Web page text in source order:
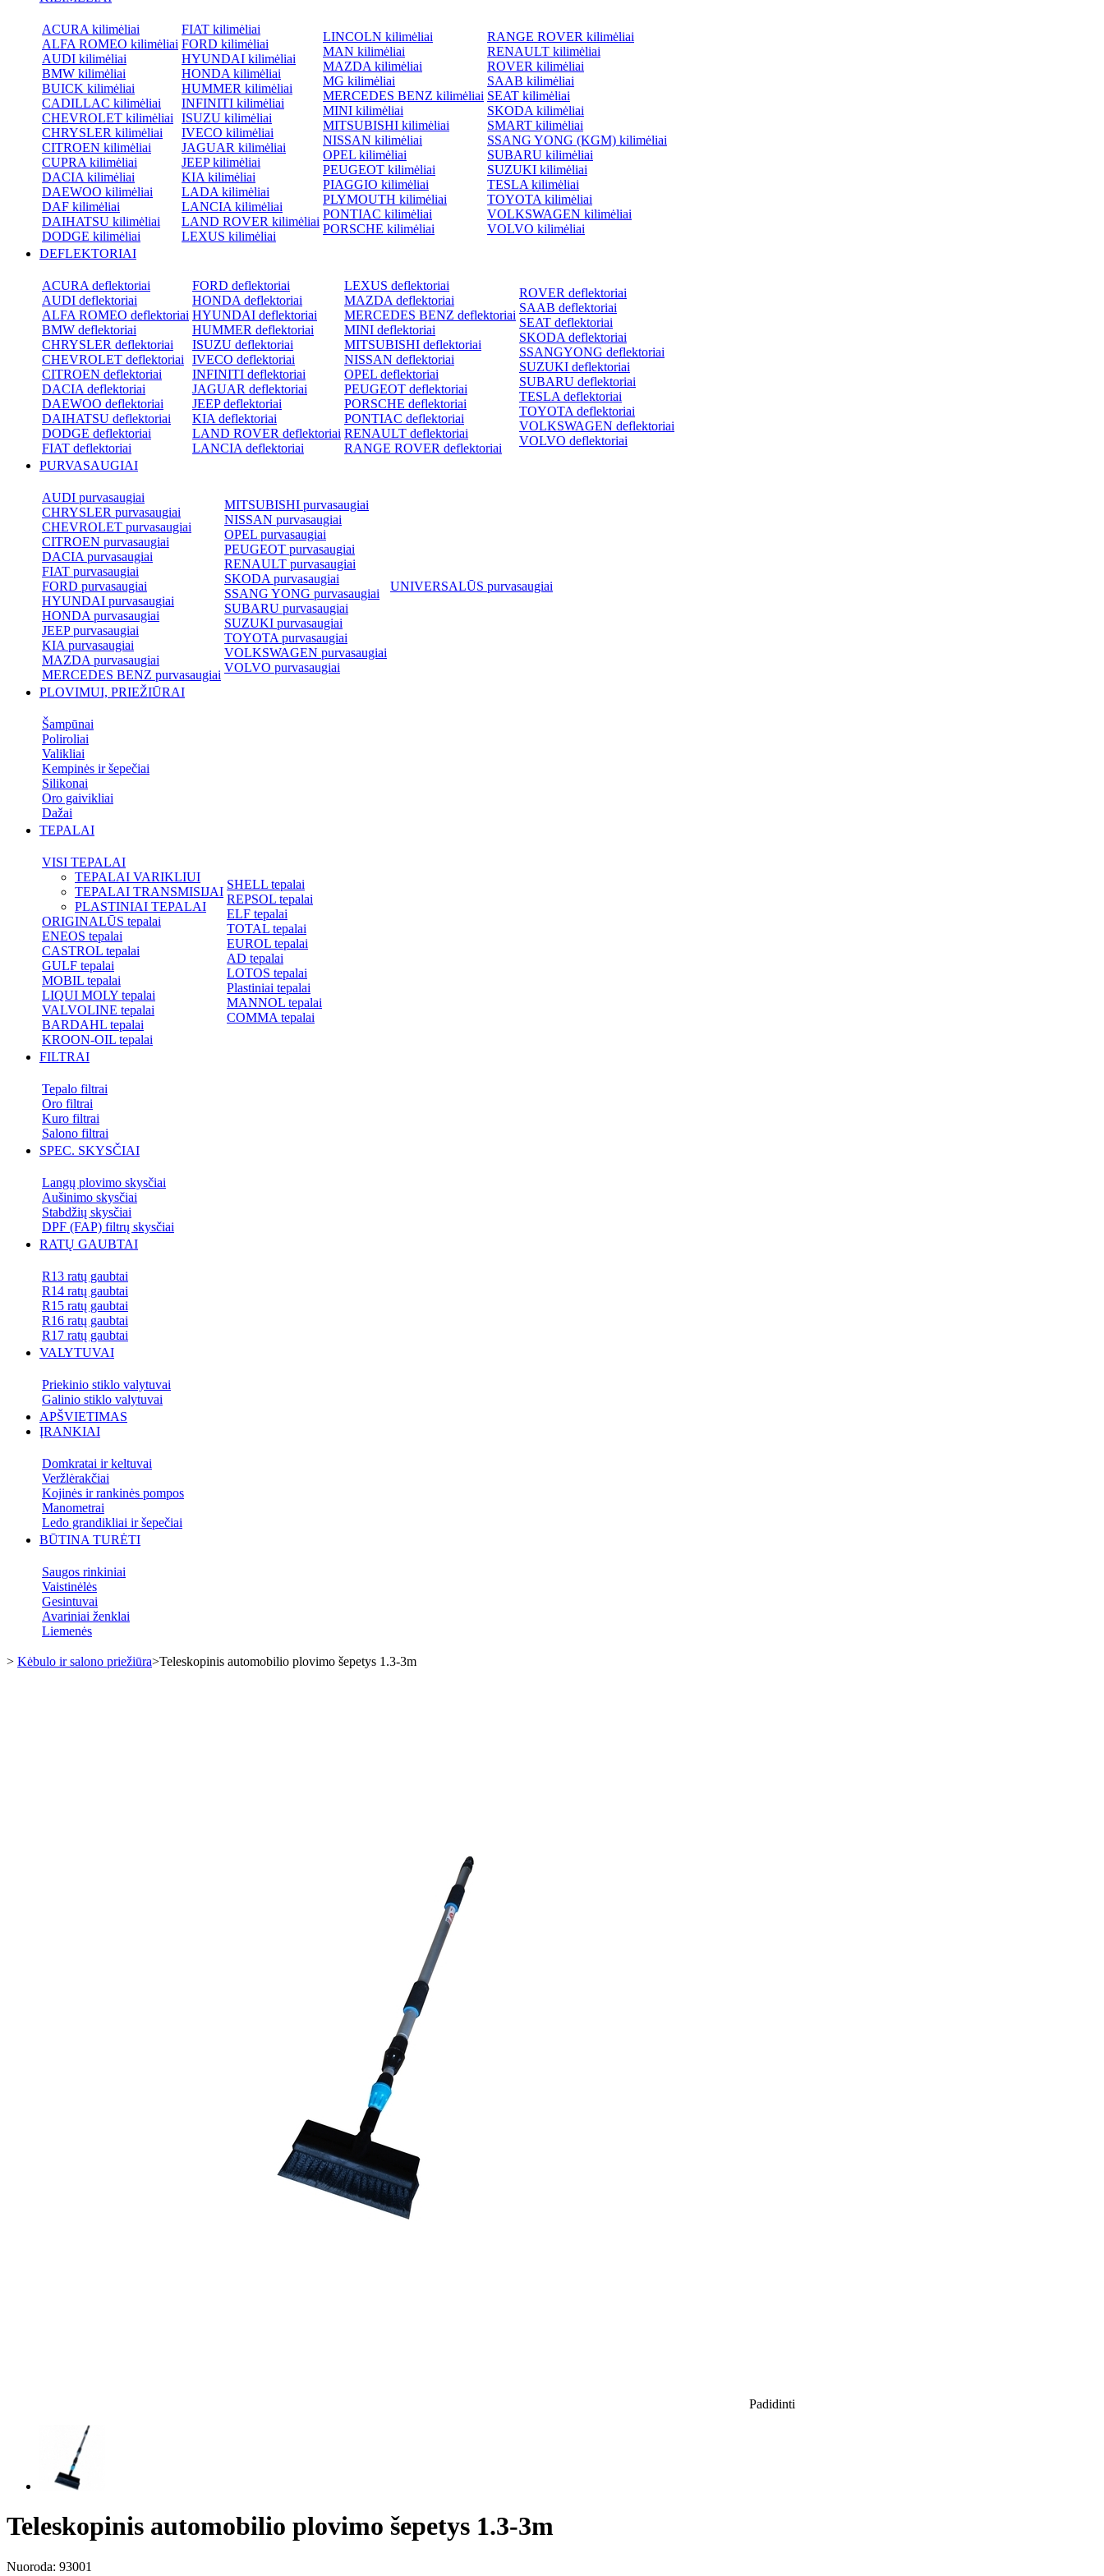
ACURA kilimėliai
ALFA ROMEO kilimėliai
AUDI kilimėliai
BMW kilimėliai
BUICK kilimėliai
CADILLAC kilimėliai
CHEVROLET kilimėliai
CHRYSLER kilimėliai
CITROEN kilimėliai
CUPRA kilimėliai
DACIA kilimėliai
DAEWOO kilimėliai
DAF kilimėliai
DAIHATSU kilimėliai
DODGE kilimėliai
FIAT kilimėliai
FORD kilimėliai
HYUNDAI kilimėliai
HONDA kilimėliai
HUMMER kilimėliai
INFINITI kilimėliai
ISUZU kilimėliai
IVECO kilimėliai
JAGUAR kilimėliai
JEEP kilimėliai
KIA kilimėliai
LADA kilimėliai
LANCIA kilimėliai
LAND ROVER kilimėliai
LEXUS kilimėliai
LINCOLN kilimėliai
MAN kilimėliai
MAZDA kilimėliai
MG kilimėliai
MERCEDES BENZ kilimėliai
MINI kilimėliai
MITSUBISHI kilimėliai
NISSAN kilimėliai
OPEL kilimėliai
PEUGEOT kilimėliai
PIAGGIO kilimėliai
PLYMOUTH kilimėliai
PONTIAC kilimėliai
PORSCHE kilimėliai
RANGE ROVER kilimėliai
RENAULT kilimėliai
ROVER kilimėliai
SAAB kilimėliai
SEAT kilimėliai
SKODA kilimėliai
SMART kilimėliai
SSANG YONG (KGM) kilimėliai
SUBARU kilimėliai
SUZUKI kilimėliai
TESLA kilimėliai
TOYOTA kilimėliai
VOLKSWAGEN kilimėliai
VOLVO kilimėliai
DEFLEKTORIAI
ACURA deflektoriai
AUDI deflektoriai
ALFA ROMEO deflektoriai
BMW deflektoriai
CHRYSLER deflektoriai
CHEVROLET deflektoriai
CITROEN deflektoriai
DACIA deflektoriai
DAEWOO deflektoriai
DAIHATSU deflektoriai
DODGE deflektoriai
FIAT deflektoriai
FORD deflektoriai
HONDA deflektoriai
HYUNDAI deflektoriai
HUMMER deflektoriai
ISUZU deflektoriai
IVECO deflektoriai
INFINITI deflektoriai
JAGUAR deflektoriai
JEEP deflektoriai
KIA deflektoriai
LAND ROVER deflektoriai
LANCIA deflektoriai
LEXUS deflektoriai
MAZDA deflektoriai
MERCEDES BENZ deflektoriai
MINI deflektoriai
MITSUBISHI deflektoriai
NISSAN deflektoriai
OPEL deflektoriai
PEUGEOT deflektoriai
PORSCHE deflektoriai
PONTIAC deflektoriai
RENAULT deflektoriai
RANGE ROVER deflektoriai
ROVER deflektoriai
SAAB deflektoriai
SEAT deflektoriai
SKODA deflektoriai
SSANGYONG deflektoriai
SUZUKI deflektoriai
SUBARU deflektoriai
TESLA deflektoriai
TOYOTA deflektoriai
VOLKSWAGEN deflektoriai
VOLVO deflektoriai
PURVASAUGIAI
AUDI purvasaugiai
CHRYSLER purvasaugiai
CHEVROLET purvasaugiai
CITROEN purvasaugiai
DACIA purvasaugiai
FIAT purvasaugiai
FORD purvasaugiai
HYUNDAI purvasaugiai
HONDA purvasaugiai
JEEP purvasaugiai
KIA purvasaugiai
MAZDA purvasaugiai
MERCEDES BENZ purvasaugiai
MITSUBISHI purvasaugiai
NISSAN purvasaugiai
OPEL purvasaugiai
PEUGEOT purvasaugiai
RENAULT purvasaugiai
SKODA purvasaugiai
SSANG YONG purvasaugiai
SUBARU purvasaugiai
SUZUKI purvasaugiai
TOYOTA purvasaugiai
VOLKSWAGEN purvasaugiai
VOLVO purvasaugiai
UNIVERSALŪS purvasaugiai
PLOVIMUI, PRIEŽIŪRAI
Šampūnai
Poliroliai
Valikliai
Kempinės ir šepečiai
Silikonai
Oro gaivikliai
Dažai
TEPALAI
VISI TEPALAI
TEPALAI VARIKLIUI
TEPALAI TRANSMISIJAI
PLASTINIAI TEPALAI
ORIGINALŪS tepalai
ENEOS tepalai
CASTROL tepalai
GULF tepalai
MOBIL tepalai
LIQUI MOLY tepalai
VALVOLINE tepalai
BARDAHL tepalai
KROON-OIL tepalai
SHELL tepalai
REPSOL tepalai
ELF tepalai
TOTAL tepalai
EUROL tepalai
AD tepalai
LOTOS tepalai
Plastiniai tepalai
MANNOL tepalai
COMMA tepalai
FILTRAI
Tepalo filtrai
Oro filtrai
Kuro filtrai
Salono filtrai
SPEC. SKYSČIAI
Langų plovimo skysčiai
Aušinimo skysčiai
Stabdžių skysčiai
DPF (FAP) filtrų skysčiai
RATŲ GAUBTAI
R13 ratų gaubtai
R14 ratų gaubtai
R15 ratų gaubtai
R16 ratų gaubtai
R17 ratų gaubtai
VALYTUVAI
Priekinio stiklo valytuvai
Galinio stiklo valytuvai
APŠVIETIMAS
ĮRANKIAI
Domkratai ir keltuvai
Veržlėrakčiai
Kojinės ir rankinės pompos
Manometrai
Ledo grandikliai ir šepečiai
BŪTINA TURĖTI
Saugos rinkiniai
Vaistinėlės
Gesintuvai
Avariniai ženklai
Liemenės
> Kėbulo ir salono priežiūra>Teleskopinis automobilio plovimo šepetys 1.3-3m
Padidinti
Teleskopinis automobilio plovimo šepetys 1.3-3m
Nuoroda: 93001